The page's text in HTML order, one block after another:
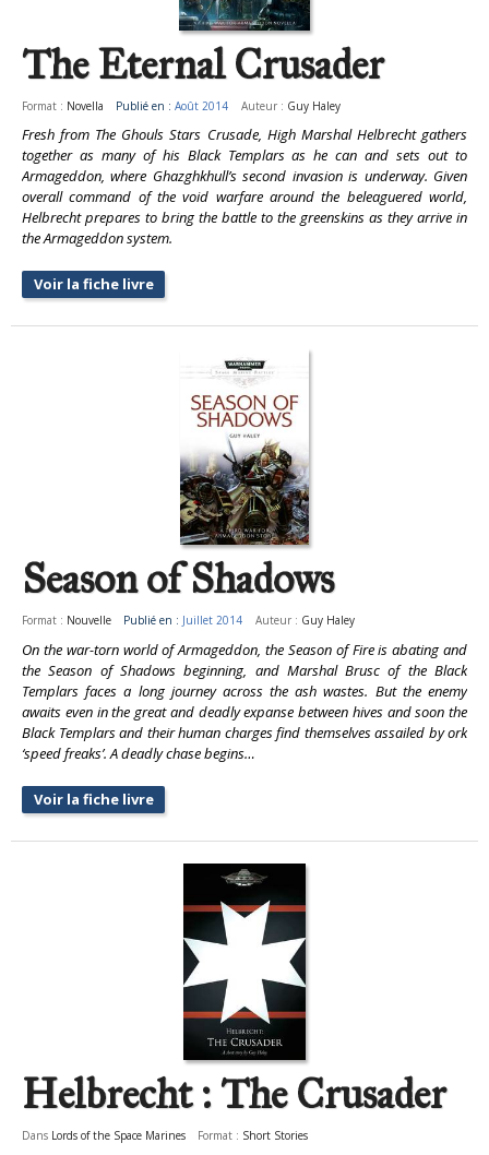
The Eternal Crusader
Format : Novella Publié en :Août 2014 Auteur : Guy Haley
Fresh from The Ghouls Stars Crusade, High Marshal Helbrecht gathers
together as many of his Black Templars as he can and sets out to
Armageddon, where Ghazghkhull’s second invasion is underway. Given
overall command of the void warfare around the beleaguered world,
Helbrecht prepares to bring the battle to the greenskins as they arrive in
the Armageddon system.
Voir la fiche livre
Season of Shadows
Format : Nouvelle Publié en : Juillet 2014 Auteur : Guy Haley
On the war-torn world of Armageddon, the Season of Fire is abating and
the Season of Shadows beginning, and Marshal Brusc of the Black
Templars faces a long journey across the ash wastes. But the enemy
awaits even in the great and deadly expanse between hives and soon the
Black Templars and their human charges find themselves assailed by ork
‘speed freaks’. A deadly chase begins…
Voir la fiche livre
Helbrecht : The Crusader
Dans Lords of the Space Marines Format : Short Stories